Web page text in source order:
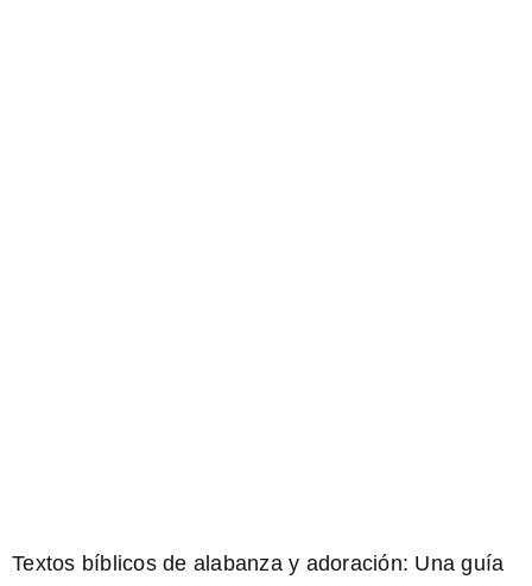
Textos bíblicos de alabanza y adoración: Una guía